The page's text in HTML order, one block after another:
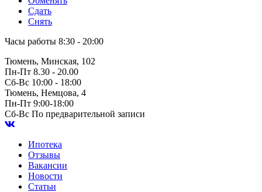
Сдать
Снять
Часы работы 8:30 - 20:00
Тюмень, Минская, 102
Пн-Пт 8.30 - 20.00
Сб-Вс 10:00 - 18:00
Тюмень, Немцова, 4
Пн-Пт 9:00-18:00
Сб-Вс По предварительной записи
Ипотека
Отзывы
Вакансии
Новости
Статьи